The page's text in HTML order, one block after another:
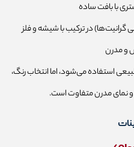
با بافت ساده
در ترکیب با شیشه و فلز
و مدرن
استفاده می‌شود، اما انتخاب رنگ،
نمای مدرن متفاوت است.